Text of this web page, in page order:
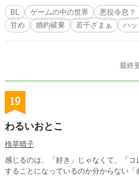
BL ゲームの中の世界 悪役令息？
甘め
婚約破棄 若干ざまぁ ハ
最終
19
わるいおとこ
楕草晴子
感じるのは、「好き」じゃなくて、「コレジャナイ感
することになっているのか分からない